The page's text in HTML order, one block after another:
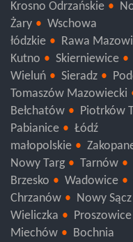
Krosno Odrzańskie
Żary
Wschowa
łódzkie
Rawa
Kutno
Skierniewice
Wieluń
Sieradz
Tomaszów Mazowiecki
Bełchatów
Piotrków
Pabianice
Łódź
małopolskie
Nowy Targ
Tarnów
Brzesko
Wadowice
Chrzanów
Nowy Sącz
Wieliczka
Proszowice
Miechów
Bochnia